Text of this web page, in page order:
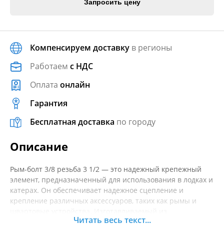
Запросить цену
Компенсируем доставку в регионы
Работаем с НДС
Оплата онлайн
Гарантия
Бесплатная доставка по городу
Описание
Рым-болт 3/8 резьба 3 1/2 — это надежный крепежный
элемент, предназначенный для использования в лодках и
катерах. Он обеспечивает надежное сцепление и
крепление различных аксессуаров, таких как рымы и
качественной нержавеющей стали, этот рыхлый элемент
Читать весь текст...